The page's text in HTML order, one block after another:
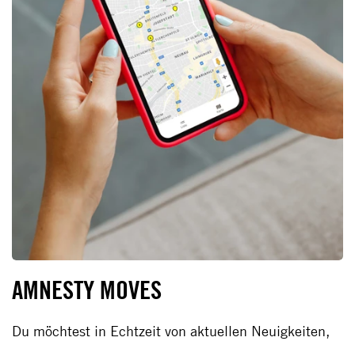
AMNESTY MOVES
Du möchtest in Echtzeit von aktuellen Neuigkeiten,